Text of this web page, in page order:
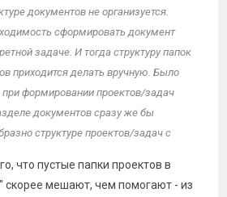
документов не организуется.
сформировать документ
задаче. И тогда структуру папок
приходится делать вручную. Было
формировании проектов/задач
документов сразу же бы
структуре проектов/задач с
папки).
что пустые папки проектов в
мешают, чем помогают - из